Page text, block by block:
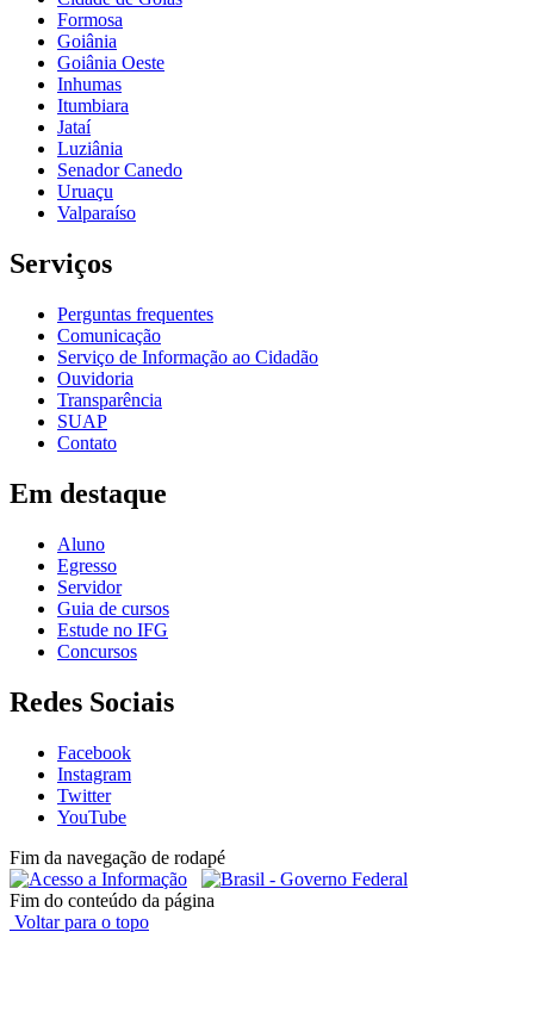
Formosa
Goiânia
Goiânia Oeste
Inhumas
Itumbiara
Jataí
Luziânia
Senador Canedo
Uruaçu
Valparaíso
Serviços
Perguntas frequentes
Comunicação
Serviço de Informação ao Cidadão
Ouvidoria
Transparência
SUAP
Contato
Em destaque
Aluno
Egresso
Servidor
Guia de cursos
Estude no IFG
Concursos
Redes Sociais
Facebook
Instagram
Twitter
YouTube
Fim da navegação de rodapé
Fim do conteúdo da página
Voltar para o topo